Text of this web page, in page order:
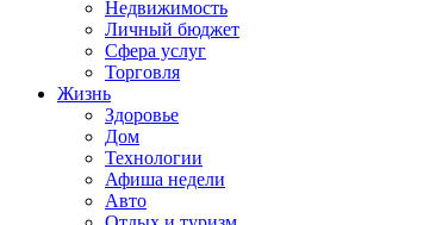
Недвижимость
Личный бюджет
Сфера услуг
Торговля
Жизнь
Здоровье
Дом
Технологии
Афиша недели
Авто